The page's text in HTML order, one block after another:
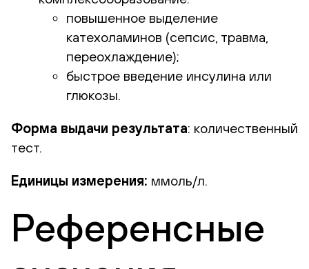
повышенное выделение
катехоламинов (сепсис, травма,
переохлаждение);
быстрое введение инсулина или
глюкозы.
Форма выдачи результата: количественный
тест.
Единицы измерения: ммоль/л.
Референсные